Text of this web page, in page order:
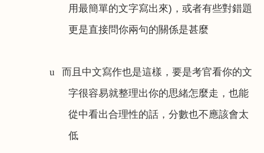
用最簡單的文字寫出來) ，或者有些對錯題
更是直接問你兩句的關係是甚麼
u
而且中文寫作也是這樣，要是考官看你的文
字很容易就整理出你的思緒怎麼走，也能
從中看出合理性的話，分數也不應該會太
低